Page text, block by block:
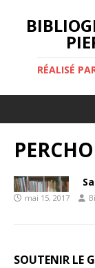
RÉALISÉ
mai 15, 2017
SOUTENIR LE